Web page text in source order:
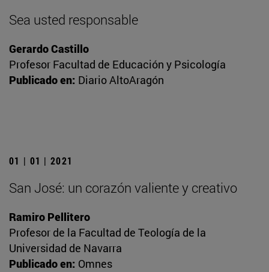
Sea usted responsable
Gerardo Castillo
Profesor Facultad de Educación y Psicología
Publicado en: Diario AltoAragón
01 | 01 | 2021
San José: un corazón valiente y creativo
Ramiro Pellitero
Profesor de la Facultad de Teología de la
Universidad de Navarra
Publicado en: Omnes